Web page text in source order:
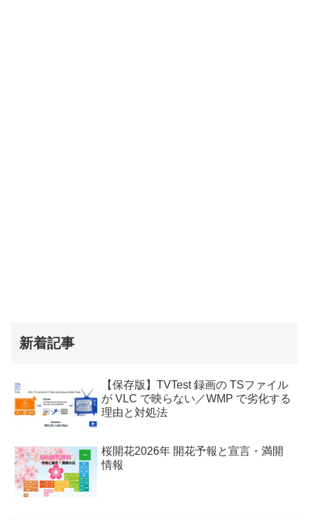
新着記事
【保存版】TVTest 録画の TSファイル
が VLC で映らない／WMP で劣化する
理由と対処法
桜開花2026年 開花予報と宣言・満開
情報